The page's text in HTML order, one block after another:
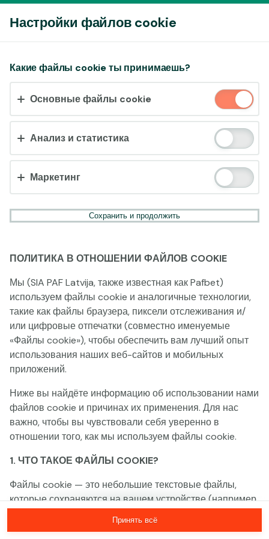
Эта игра недоступна как демо-версия.
Пожалуйста, авторизуйся, чтобы играть в
эту игру на реальные деньги.
Войти
Принять файлы cookie?
На этом веб-сайте используются 3 различных типа
файлов cookie: основные, отслеживающие и
маркетинговые.
Настройки и информация
Настройки файлов cookie
Какие файлы cookie ты принимаешь?
Основные файлы cookie
Анализ и статистика
Маркетинг
Сохранить и продолжить
ПОЛИТИКА В ОТНОШЕНИИ ФАЙЛОВ COOKIE
Мы (SIA PAF Latvija, также известная как Pafbet)
используем файлы cookie и аналогичные технологии,
такие как файлы браузера, пиксели отслеживания и/
или цифровые отпечатки (совместно именуемые
«Файлы cookie»), чтобы обеспечить вам лучший опыт
использования наших веб-сайтов и мобильных
приложений.
Ниже вы найдёте информацию об использовании нами
файлов cookie и причинах их применения. Для нас
важно, чтобы вы чувствовали себя уверенно в
отношении того, как мы используем файлы cookie.
1. ЧТО ТАКОЕ ФАЙЛЫ COOKIE?
Файлы cookie — это небольшие текстовые файлы,
которые сохраняются на вашем устройстве (например,
на компьютере, мобильном телефоне или планшете)
при посещении наших веб-сайтов. Размещение
Принять всё